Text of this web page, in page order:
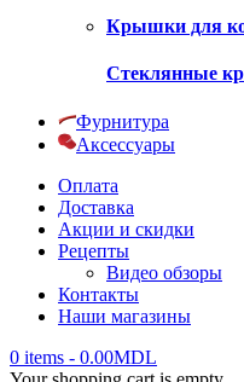
Крышки для
Стеклянные
Фурнитура
Аксессуары
Оплата
Доставка
Акции и скидки
Рецепты
Видео обзоры
Контакты
Наши магазины
0 items - 0.00MDL